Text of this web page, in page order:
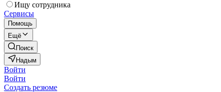
Ищу сотрудника
Сервисы
Помощь
Ещё
Поиск
Надым
Войти
Войти
Создать резюме